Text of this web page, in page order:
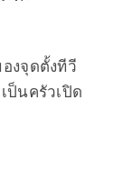
งจุดตั้งทีวี
ป็นครัวเปิด